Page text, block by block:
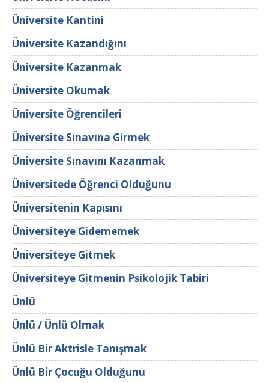
Üniversite Kantini
Üniversite Kazandığını
Üniversite Kazanmak
Üniversite Okumak
Üniversite Öğrencileri
Üniversite Sınavına Girmek
Üniversite Sınavını Kazanmak
Üniversitede Öğrenci Olduğunu
Üniversitenin Kapısını
Üniversiteye Gidememek
Üniversiteye Gitmek
Üniversiteye Gitmenin Psikolojik Tabiri
Ünlü
Ünlü / Ünlü Olmak
Ünlü Bir Aktrisle Tanışmak
Ünlü Bir Çocuğu Olduğunu